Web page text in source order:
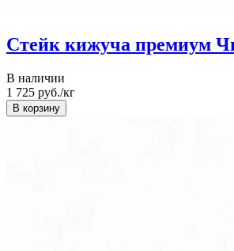
Стейк кижуча премиум
В наличии
1 725 руб./кг